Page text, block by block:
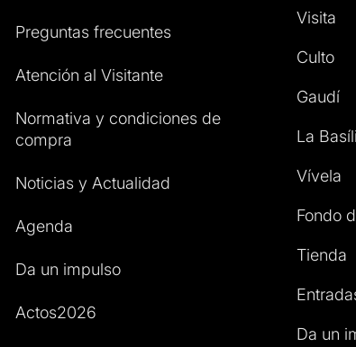
Preguntas frecuentes
Atención al Visitante
Normativa y condiciones de
compra
Noticias y Actualidad
Agenda
Da un impulso
Actos2026
Visita
Culto
Gaudí
La
Vívela
Fondo
Tienda
Da un